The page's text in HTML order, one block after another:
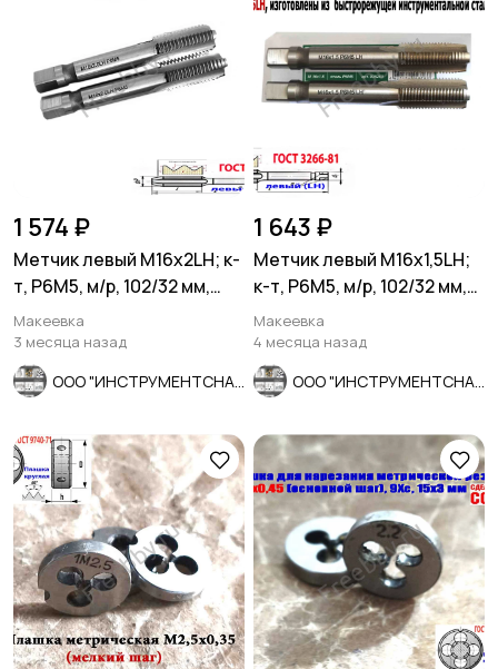
1 574 ₽
Метчик левый М16х2LH; к-
т, Р6М5, м/р, 102/32 мм,
основной шаг.
Макеевка
3 месяца назад
1 643 ₽
Метчик левый М16х1,5LH;
к-т, Р6М5, м/р, 102/32 мм,
мелкий шаг.
Макеевка
4 месяца назад